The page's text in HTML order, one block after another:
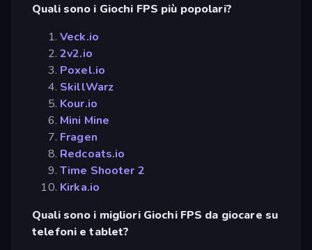
Quali sono i Giochi FPS più popolari?
Veck.io
2v2.io
Poxel.io
SkillWarz
Kour.io
Mini Mine
Fragen
Redcoats.io
Time Shooter 2
Kirka.io
Quali sono i migliori Giochi FPS da giocare su
telefoni e tablet?